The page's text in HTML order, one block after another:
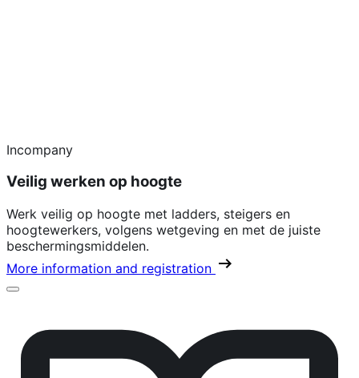
Incompany
Veilig werken op hoogte
Werk veilig op hoogte met ladders, steigers en
hoogtewerkers, volgens wetgeving en met de juiste
beschermingsmiddelen.
More information and registration